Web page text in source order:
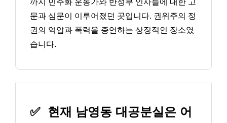
까지 민주화 운동가와 반정부 인사들에 대한 고
문과 심문이 이루어졌던 곳입니다. 권위주의 정
권의 억압과 폭력을 증언하는 상징적인 장소였
습니다.
✅
현재 남영동 대공분실은 어